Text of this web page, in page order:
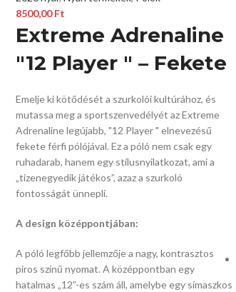
8500,00Ft
Extreme Adrenaline
"12 Player " – Fekete
Emelje ki kötődését a szurkolói kultúrához, és
mutassa meg a sportszenvedélyét az Extreme
Adrenaline legújabb, "12 Player " elnevezésű
fekete férfi pólójával. Ez a póló nem csak egy
ruhadarab, hanem egy stílusnyilatkozat, ami a
„tizenegyedik játékos”, azaz a szurkoló
fontosságát ünnepli.
A design középpontjában:
A póló legfőbb jellemzője a nagy, kontrasztos
piros színű nyomat. A középpontban egy
hatalmas „12”-es szám áll, amelybe egy símaszkos